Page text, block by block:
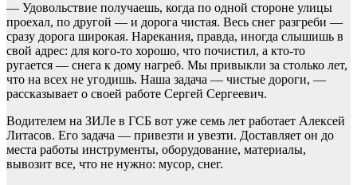
— Удовольствие получаешь, когда по одной стороне улицы
проехал, по другой — и дорога чистая. Весь снег разгреби —
сразу дорога широкая. Нарекания, правда, иногда слышишь в
свой адрес: для кого-то хорошо, что почистил, а кто-то
ругается — снега к дому нагреб. Мы привыкли за столько лет,
что на всех не угодишь. Наша задача — чистые дороги, —
рассказывает о своей работе Сергей Сергеевич.
Водителем на ЗИЛе в ГСБ вот уже семь лет работает Алексей
Литасов. Его задача — привезти и увезти. Доставляет он до
места работы инструменты, оборудование, материалы,
вывозит все, что не нужно: мусор, снег.